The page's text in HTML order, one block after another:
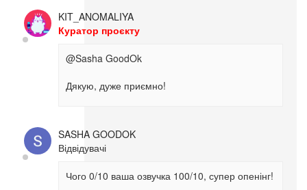
KIT_ANOMALIYA
Куратор проєкту
@Sasha GoodOk
Дякую, дуже приємно!
SASHA GOODOK
Відвідувачі
Чого 0/10 ваша озвучка 100/10, супер опенінг!